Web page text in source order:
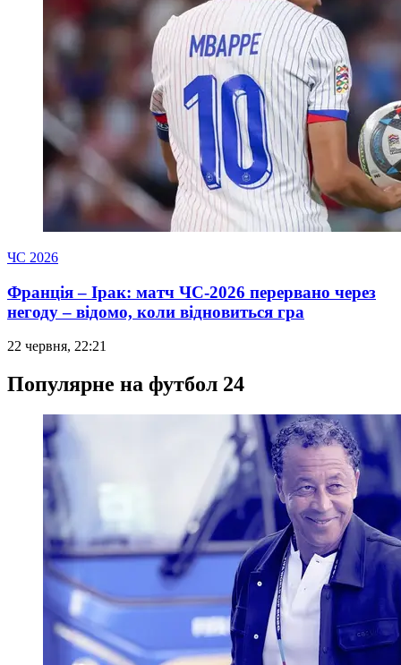
ЧС 2026
Франція – Ірак: матч ЧС-2026 перервано через
негоду – відомо, коли відновиться гра
22 червня, 22:21
Популярне на футбол 24